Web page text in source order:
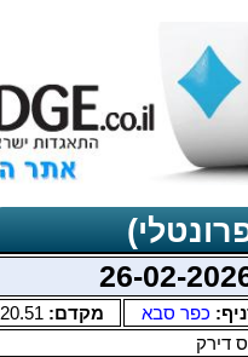
כפר סבא מקדם: 20.51
דירק